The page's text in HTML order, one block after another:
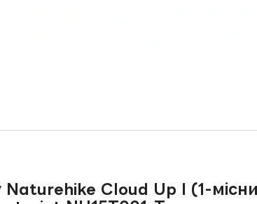
Cloud Up I (1-